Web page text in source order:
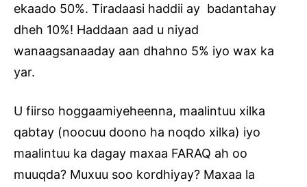
ekaado 50%. Tiradaasi haddii ay badantahay
dheh 10%! Haddaan aad u niyad
wanaagsanaaday aan dhahno 5% iyo wax ka
yar.
U fiirso hoggaamiyeheenna, maalintuu xilka
qabtay (noocuu doono ha noqdo xilka) iyo
maalintuu ka dagay maxaa FARAQ ah oo
muuqda? Muxuu soo kordhiyay? Maxaa la